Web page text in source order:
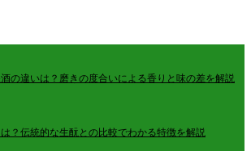
の違いは？磨きの度合いによる香りと味の差を解説
？伝統的な生酛との比較でわかる特徴を解説